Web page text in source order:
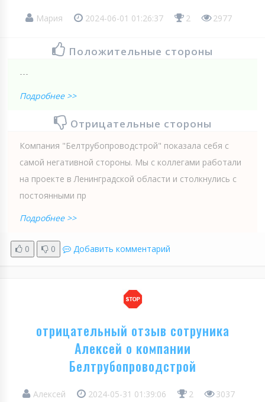
Мария 2024-06-01 01:26:37 2 2977
Положительные стороны
---
Подробнее >>
Отрицательные стороны
Компания "Белтрубопроводстрой" показала себя с
самой негативной стороны. Мы с коллегами работали
на проекте в Ленинградской области и столкнулись с
постоянными пр
Подробнее >>
0 0 Добавить комментарий
отрицательный отзыв сотруника
Алексей о компании
Белтрубопроводстрой
Алексей 2024-05-31 01:39:06 2 3037